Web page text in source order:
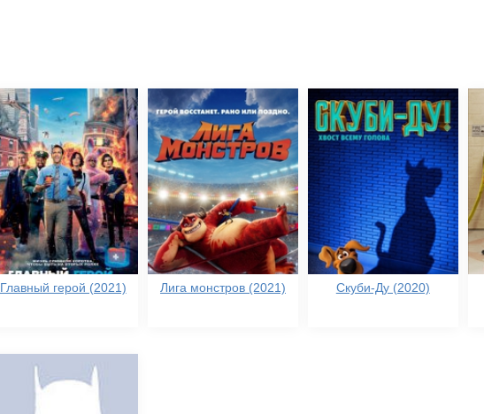
Главный герой (2021) Лига монстров (2021) Скуби-Ду (2020)